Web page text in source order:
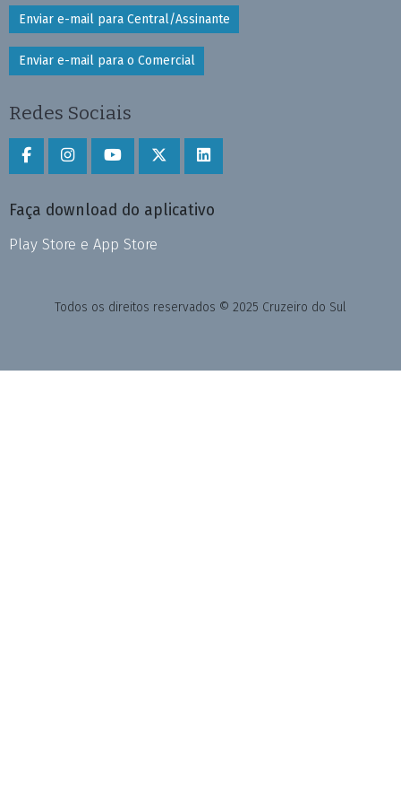
Enviar e-mail para Central/Assinante
Enviar e-mail para o Comercial
Redes Sociais
Faça download do aplicativo
Play Store e App Store
Todos os direitos reservados © 2025 Cruzeiro do Sul